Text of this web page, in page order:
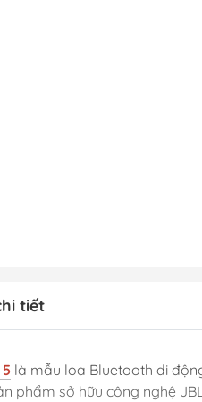
tiết
là mẫu loa Bluetooth di
phẩm sở hữu công nghệ